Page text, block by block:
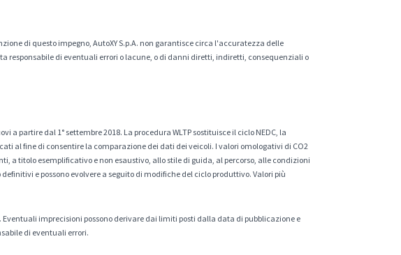
di questo impegno, AutoXY S.p.A. non garantisce circa l'accuratezza delle
responsabile di eventuali errori o lacune, o di danni diretti, indiretti, consequenziali o
partire dal 1° settembre 2018. La procedura WLTP sostituisce il ciclo NEDC, la
al fine di consentire la comparazione dei dati dei veicoli. I valori omologativi di CO2
a titolo esemplificativo e non esaustivo, allo stile di guida, al percorso, alle condizioni
e possono evolvere a seguito di modifiche del ciclo produttivo. Valori più
imprecisioni possono derivare dai limiti posti dalla data di pubblicazione e
di eventuali errori.